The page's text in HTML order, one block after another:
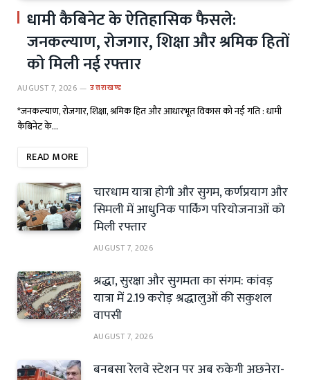
धामी कैबिनेट के ऐतिहासिक फैसले:
जनकल्याण, रोजगार, शिक्षा और श्रमिक हितों
को मिली नई रफ्तार
AUGUST 7, 2026 उत्तराखण्ड
*जनकल्याण, रोजगार, शिक्षा, श्रमिक हित और आधारभूत विकास को नई गति : धामी
कैबिनेट के…
READ MORE
चारधाम यात्रा होगी और सुगम, कर्णप्रयाग और
सिमली में आधुनिक पार्किंग परियोजनाओं को
मिली रफ्तार
AUGUST 7, 2026
श्रद्धा, सुरक्षा और सुगमता का संगम: कांवड़
यात्रा में 2.19 करोड़ श्रद्धालुओं की सकुशल
वापसी
AUGUST 7, 2026
बनबसा रेलवे स्टेशन पर अब रुकेगी अछनेरा-